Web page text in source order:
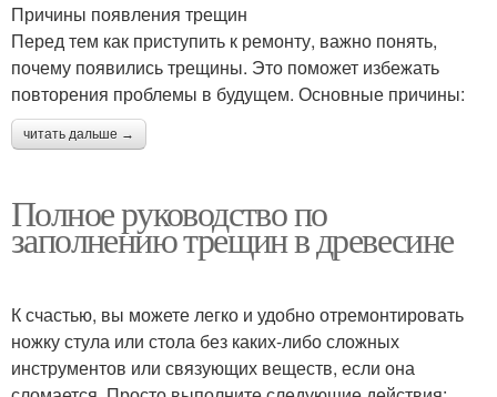
Причины появления трещин
Перед тем как приступить к ремонту, важно понять,
почему появились трещины. Это поможет избежать
повторения проблемы в будущем. Основные причины:
читать дальше →
Полное руководство по
заполнению трещин в древесине
К счастью, вы можете легко и удобно отремонтировать
ножку стула или стола без каких-либо сложных
инструментов или связующих веществ, если она